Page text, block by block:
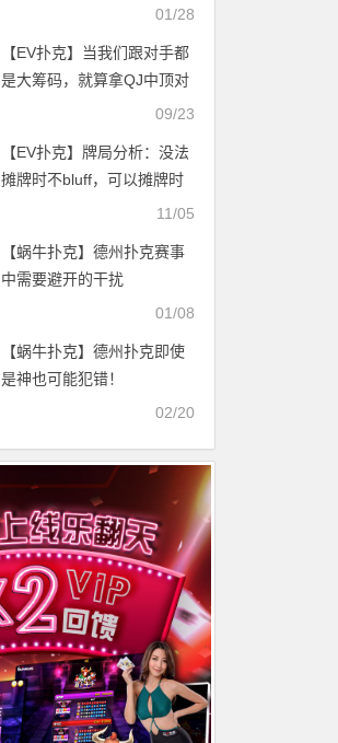
01/28
【EV扑克】当我们跟对手都
是大筹码，就算拿QJ中顶对
09/23
【EV扑克】牌局分析：没法
摊牌时不bluff，可以摊牌时
11/05
【蜗牛扑克】德州扑克赛事
中需要避开的干扰
01/08
【蜗牛扑克】德州扑克即使
是神也可能犯错！
02/20